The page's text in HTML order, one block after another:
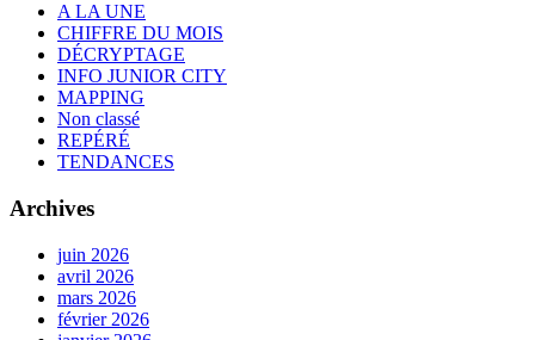
A LA UNE
CHIFFRE DU MOIS
DÉCRYPTAGE
INFO JUNIOR CITY
MAPPING
Non classé
REPÉRÉ
TENDANCES
Archives
juin 2026
avril 2026
mars 2026
février 2026